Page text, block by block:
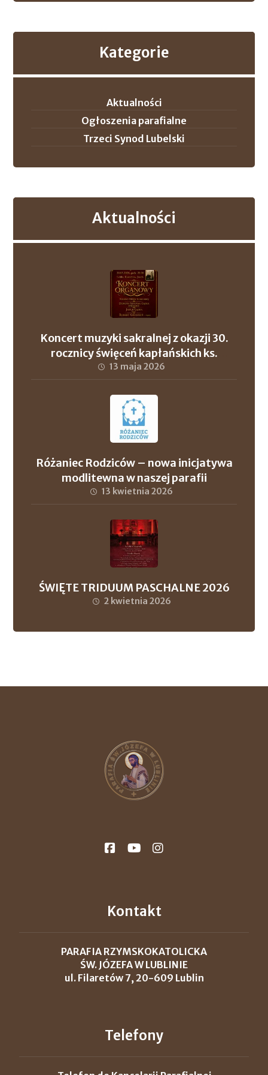
Kategorie
Aktualności
Ogłoszenia parafialne
Trzeci Synod Lubelski
Aktualności
Koncert muzyki sakralnej z okazji 30.
rocznicy święceń kapłańskich ks.
proboszcza Andrzeja Szuleja oraz ks. dr.
13 maja 2026
Różaniec Rodziców – nowa inicjatywa
modlitewna w naszej parafii
13 kwietnia 2026
ŚWIĘTE TRIDUUM PASCHALNE 2026
2 kwietnia 2026
Kontakt
PARAFIA RZYMSKOKATOLICKA
ŚW. JÓZEFA W LUBLINIE
ul. Filaretów 7, 20-609 Lublin
Telefony